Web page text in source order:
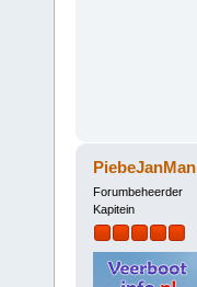
PiebeJanMan
Forumbeheerder
Kapitein